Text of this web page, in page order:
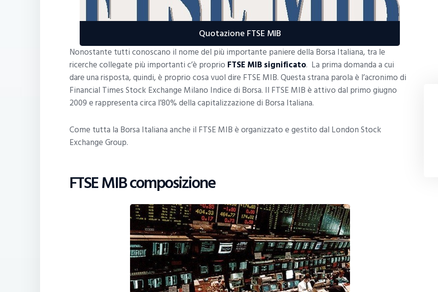
Quotazione FTSE MIB
Nonostante tutti conoscano il nome del più importante paniere della Borsa Italiana, tra le
ricerche collegate più importanti c’è proprio FTSE MIB significato. La prima domanda a cui
dare una risposta, quindi, è proprio cosa vuol dire FTSE MIB. Questa strana parola è l’acronimo di
Financial Times Stock Exchange Milano Indice di Borsa. Il FTSE MIB è attivo dal primo giugno
2009 e rappresenta circa l’80% della capitalizzazione di Borsa Italiana.
Come tutta la Borsa Italiana anche il FTSE MIB è organizzato e gestito dal London Stock
Exchange Group.
FTSE MIB composizione